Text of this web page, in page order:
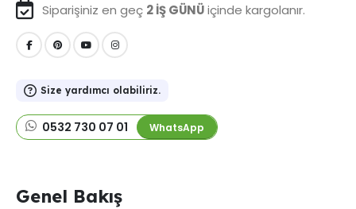
Siparişiniz en geç 2 İŞ GÜNÜiçinde kargolanır.
Size yardımcı olabiliriz.
0532 730 07 01 WhatsApp
Genel Bakış